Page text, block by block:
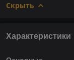
Скрыть
Характеристики